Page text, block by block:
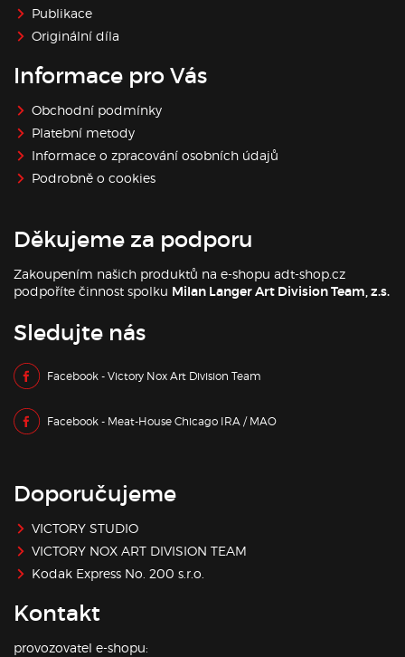
Publikace
Originální díla
Informace pro Vás
Obchodní podmínky
Platební metody
Informace o zpracování osobních údajů
Podrobně o cookies
Děkujeme za podporu
Zakoupením našich produktů na e-shopu adt-shop.cz
podpoříte činnost spolku Milan Langer Art Division Team, z.s.
Sledujte nás
Facebook - Victory Nox Art Division Team
Facebook - Meat-House Chicago IRA / MAO
Doporučujeme
VICTORY STUDIO
VICTORY NOX ART DIVISION TEAM
Kodak Express No. 200 s.r.o.
Kontakt
provozovatel e-shopu: